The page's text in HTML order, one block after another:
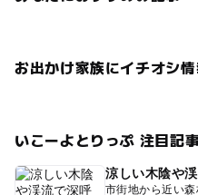
お出かけ家族にイチオシ
いこーよとりっぷ 注目記
涼しい木陰や
市街地から近い